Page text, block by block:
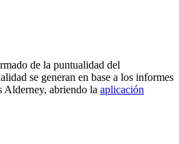
de la puntualidad del
se generan en base a los informes
Alderney, abriendo la aplicación